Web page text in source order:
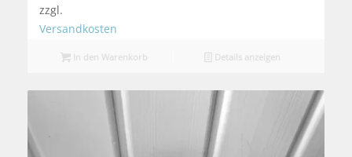
zzgl.
Versandkosten
In den Warenkorb Details anzeigen